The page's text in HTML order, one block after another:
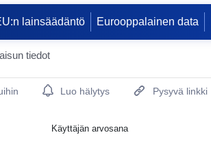
lainsäädäntö Eurooppalainen data
tiedot
Actions Portlet
Luo hälytys Pysyvä linkki
Käyttäjän arvosana